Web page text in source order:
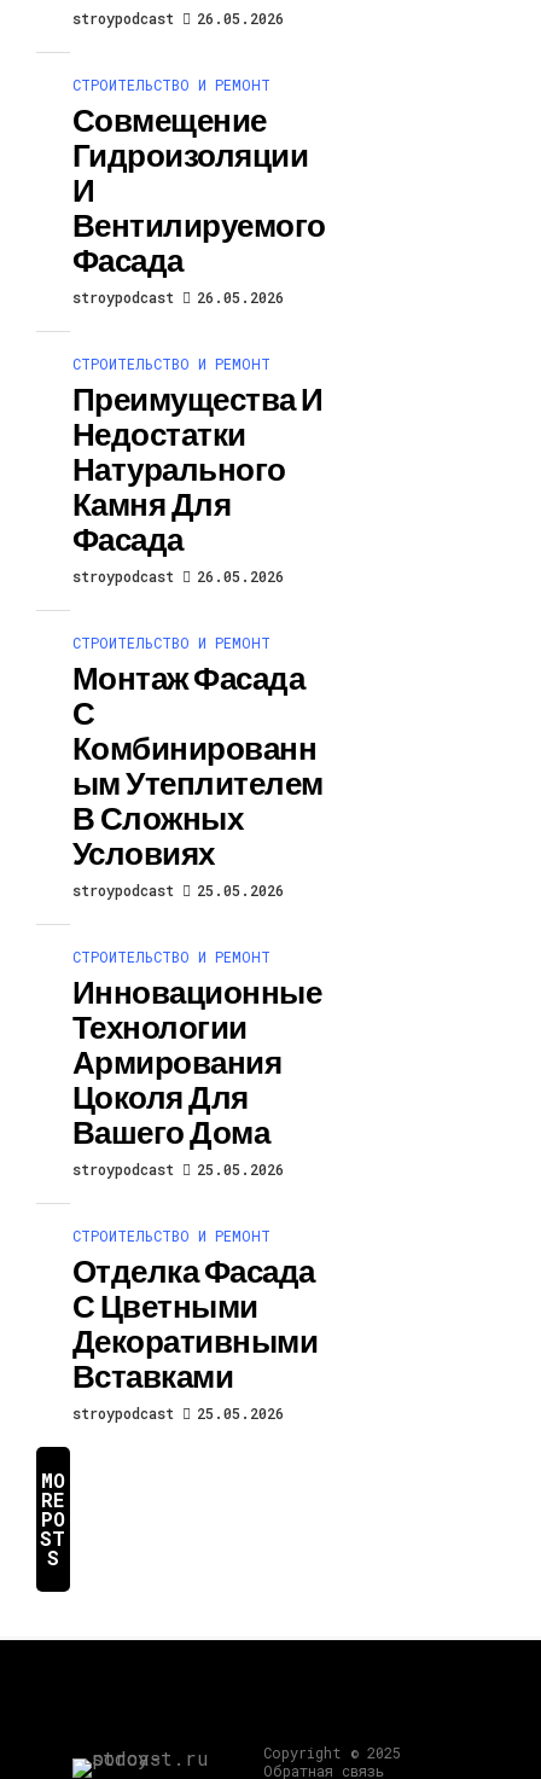
stroypodcast 26.05.2026
СТРОИТЕЛЬСТВО И РЕМОНТ
Совмещение
Гидроизоляции
И
Вентилируемого
Фасада
stroypodcast 26.05.2026
СТРОИТЕЛЬСТВО И РЕМОНТ
Преимущества И
Недостатки
Натурального
Камня Для
Фасада
stroypodcast 26.05.2026
СТРОИТЕЛЬСТВО И РЕМОНТ
Монтаж Фасада
С
Комбинированн
Ым Утеплителем
В Сложных
Условиях
stroypodcast 25.05.2026
СТРОИТЕЛЬСТВО И РЕМОНТ
Инновационные
Технологии
Армирования
Цоколя Для
Вашего Дома
stroypodcast 25.05.2026
СТРОИТЕЛЬСТВО И РЕМОНТ
Отделка Фасада
С Цветными
Декоративными
Вставками
stroypodcast 25.05.2026
MO
RE
PO
ST
S
Copyright © 2025
Обратная связь